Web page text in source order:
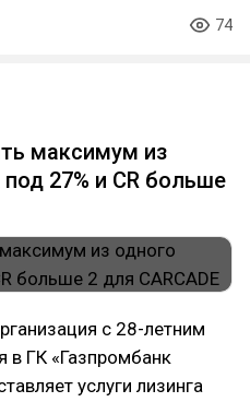
74
максимум из
27% и CR больше
с 28-летним
ГК «Газпромбанк
услуги лизинга